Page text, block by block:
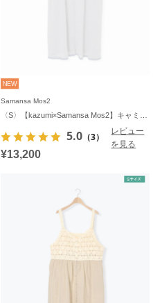
NEW
Samansa Mos2
5.0 （3）
レビュー
を見る
¥13,200